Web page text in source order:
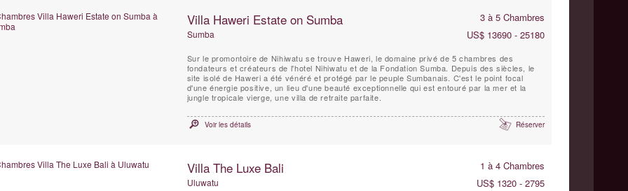
Villa Haweri Estate on Sumba 3 à 5 Chambres
Sumba US$ 13690 - 25180
Sur le promontoire de Nihiwatu se trouve Haweri, le domaine privé de 5 chambres des
fondateurs et créateurs de l'hotel Nihiwatu et de la Fondation Sumba. Depuis des siècles, le
site isolé de Haweri a été vénéré et protégé par le peuple Sumbanais. C'est le point focal
d'une énergie positive, un lieu d'une beauté exceptionnelle qui est entouré par la mer et la
jungle tropicale vierge, une villa de retraite parfaite.
Voir les détails Réserver
Villa The Luxe Bali 1 à 4 Chambres
Uluwatu US$ 1320 - 2795